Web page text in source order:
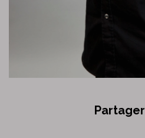
Partager